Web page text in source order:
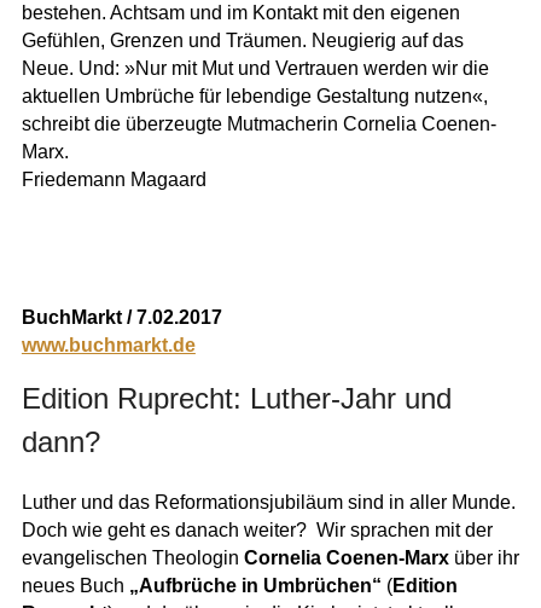
bestehen. Achtsam und im Kontakt mit den eigenen
Gefühlen, Grenzen und Träumen. Neugierig auf das
Neue. Und: »Nur mit Mut und Vertrauen werden wir die
aktuellen Umbrüche für lebendige Gestaltung nutzen«,
schreibt die überzeugte Mutmacherin Cornelia Coenen-
Marx.
Friedemann Magaard
BuchMarkt / 7.02.2017
www.buchmarkt.de
Edition Ruprecht: Luther-Jahr und
dann?
Luther und das Reformationsjubiläum sind in aller Munde.
Doch wie geht es danach weiter? Wir sprachen mit der
evangelischen Theologin Cornelia Coenen-Marxüber ihr
neues Buch „Aufbrüche in Umbrüchen“ (Edition